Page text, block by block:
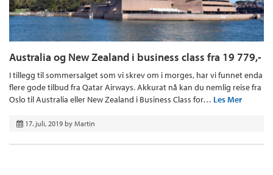
Australia og New Zealand i business class fra 19 779,-
I tillegg til sommersalget som vi skrev om i morges, har vi funnet enda
flere gode tilbud fra Qatar Airways. Akkurat nå kan du nemlig reise fra
Oslo til Australia eller New Zealand i Business Class for… Les Mer
17. juli, 2019 by Martin